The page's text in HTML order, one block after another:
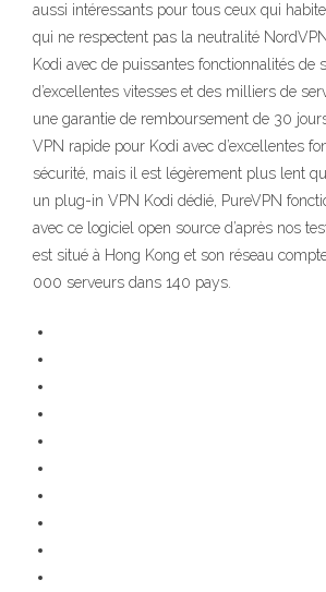
aussi intéressants pour tous ceux qui
qui ne respectent pas la neutralité
Kodi avec de puissantes fonctionnalités de
d’excellentes vitesses et des milliers de
une garantie de remboursement de 30
VPN rapide pour Kodi avec d’excellentes
sécurité, mais il est légèrement plus lent
un plug-in VPN Kodi dédié, PureVPN
avec ce logiciel open source d’après nos
est situé à Hong Kong et son réseau
000 serveurs dans 140 pays.